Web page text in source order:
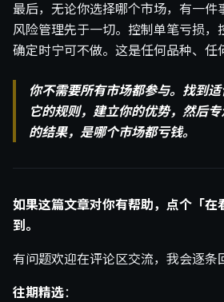
最后，无论你选择哪个市场，有一件
风险管理先于一切。控制单笔亏损，
确定时宁可不做。这是任何品种、任
你不需要所有市场都参与。找到
它的规则，建立你的优势，然后
的结果，是哪个市场都亏钱。
如果这篇文章对你有帮助，点个「在
到。
有问题欢迎在评论区交流，我会逐条
往期精选：